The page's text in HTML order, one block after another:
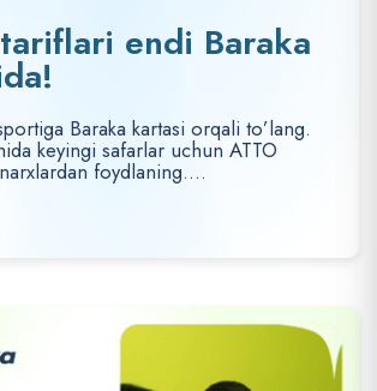
endi Baraka
Baraka kartasi orqali to’lang.
keyingi safarlar uchun ATTO
foydlaning....